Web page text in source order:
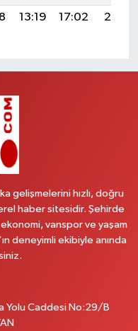
13:19 17:02 20:01
gelişmelerini hızlı, doğru
haber sitesidir. Şehirde
vanspor ve yaşam
deneyimli ekibiyle anında
Yolu Caddesi No:29/B